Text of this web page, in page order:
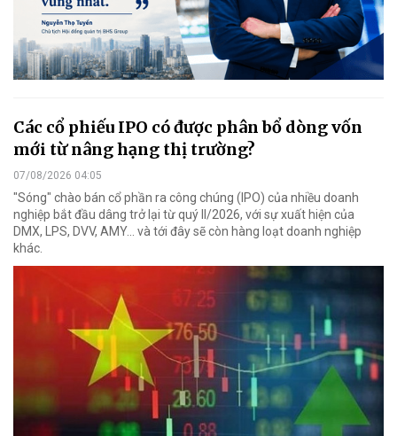
Các cổ phiếu IPO có được phân bổ dòng vốn
mới từ nâng hạng thị trường?
07/08/2026 04:05
"Sóng" chào bán cổ phần ra công chúng (IPO) của nhiều doanh
nghiệp bắt đầu dâng trở lại từ quý II/2026, với sự xuất hiện của
DMX, LPS, DVV, AMY... và tới đây sẽ còn hàng loạt doanh nghiệp
khác.